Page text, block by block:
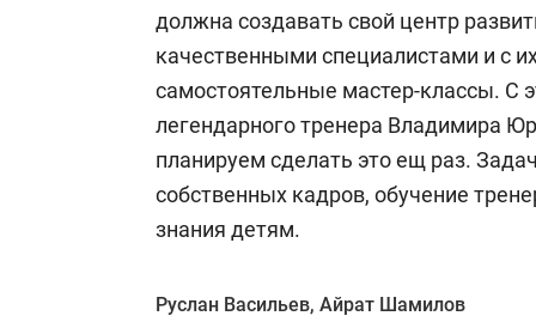
должна создавать свой центр
качественными специалистами и с
самостоятельные мастер-классы.
легендарного тренера Владимира
планируем сделать это ещ раз.
собственных кадров, обучение
знания детям.
Руслан Васильев, Айрат Шамилов